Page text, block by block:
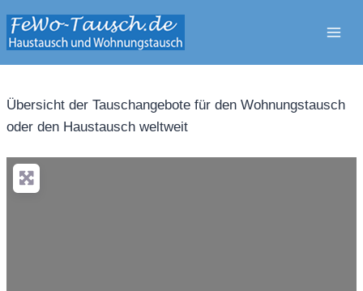
Inhalt
springen
Übersicht der Tauschangebote für den Wohnungstausch
oder den Haustausch weltweit